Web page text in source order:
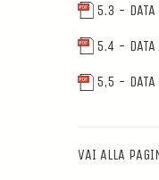
5.3 - DATA
5.4 - DATA
5,5 - DATA
VAI ALLA